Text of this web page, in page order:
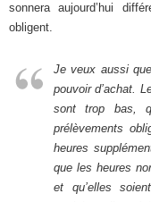
sonnera aujourd’hui
obligent.
Je veux aussi
pouvoir d’achat.
sont trop bas,
prélèvements
heures
que les heures
et qu’elles